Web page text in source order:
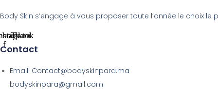
Body Skin s’engage à vous proposer toute l’année le choix
f
Tiktok
Contact
Email: Contact@bodyskinpara.ma
bodyskinpara@gmail.com